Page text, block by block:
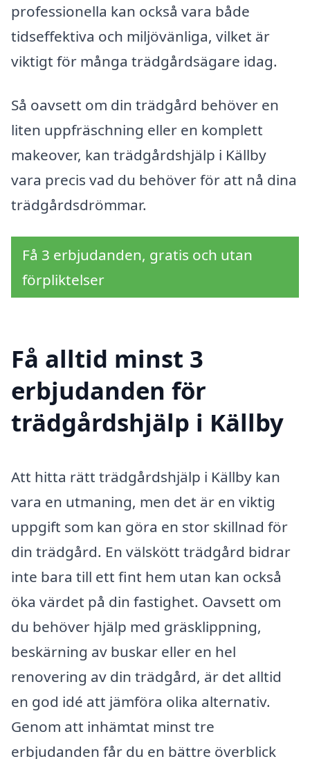
professionella kan också vara både
tidseffektiva och miljövänliga, vilket är
viktigt för många trädgårdsägare idag.
Så oavsett om din trädgård behöver en
liten uppfräschning eller en komplett
makeover, kan trädgårdshjälp i Källby
vara precis vad du behöver för att nå dina
trädgårdsdrömmar.
Få 3 erbjudanden, gratis och utan
förpliktelser
Få alltid minst 3
erbjudanden för
trädgårdshjälp i Källby
Att hitta rätt trädgårdshjälp i Källby kan
vara en utmaning, men det är en viktig
uppgift som kan göra en stor skillnad för
din trädgård. En välskött trädgård bidrar
inte bara till ett fint hem utan kan också
öka värdet på din fastighet. Oavsett om
du behöver hjälp med gräsklippning,
beskärning av buskar eller en hel
renovering av din trädgård, är det alltid
en god idé att jämföra olika alternativ.
Genom att inhämtat minst tre
erbjudanden får du en bättre överblick